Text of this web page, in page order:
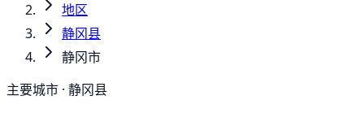
地区
静冈县
静冈市
主要城市 · 静冈县